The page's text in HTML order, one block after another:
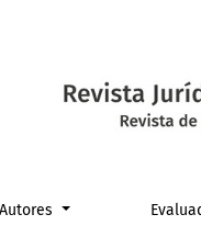
Autores